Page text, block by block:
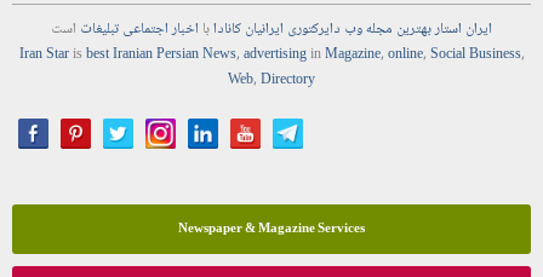
ایران استاربهترین مجلهوب دایرکتوری ایرانیان کانادابا اخباراجتماعیتبلیغات است
Iran Starisbest Iranian PersianNews,advertisinginMagazine,online,Social Business,
Web,Directory
Newspaper & Magazine Services